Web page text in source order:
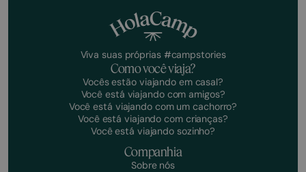
Viva suas próprias #campstories
Como você viaja?
Vocês estão viajando em casal?
Você está viajando com amigos?
Você está viajando com um cachorro?
Você está viajando com crianças?
Você está viajando sozinho?
Companhia
Sobre nós